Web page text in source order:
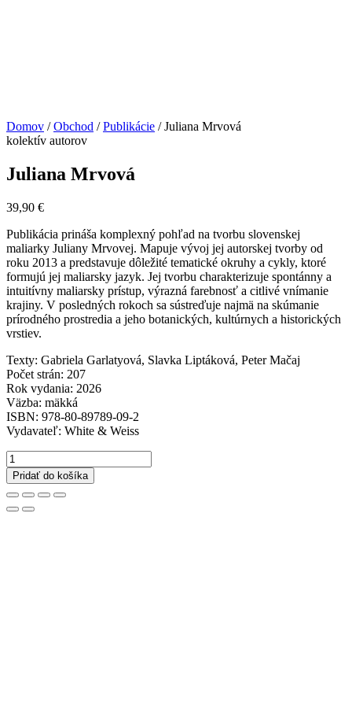
Domov /Obchod /Publikácie / Juliana Mrvová
kolektív autorov
Juliana Mrvová
39,90 €
Publikácia prináša komplexný pohľad na tvorbu slovenskej
maliarky Juliany Mrvovej. Mapuje vývoj jej autorskej tvorby od
roku 2013 a predstavuje dôležité tematické okruhy a cykly, ktoré
formujú jej maliarsky jazyk. Jej tvorbu charakterizuje spontánny a
intuitívny maliarsky prístup, výrazná farebnosť a citlivé vnímanie
krajiny. V posledných rokoch sa sústreďuje najmä na skúmanie
prírodného prostredia a jeho botanických, kultúrnych a historických
vrstiev.
Texty: Gabriela Garlatyová, Slavka Liptáková, Peter Mačaj
Počet strán: 207
Rok vydania: 2026
Väzba: mäkká
ISBN: 978-80-89789-09-2
Vydavateľ: White & Weiss
množstvo
Juliana
Mrvová
Pridať do košíka